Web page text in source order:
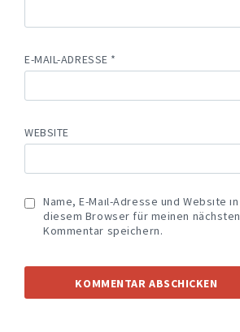
E-MAIL-ADRESSE *
WEBSITE
Name, E-Mail-Adresse und Website in
diesem Browser für meinen nächsten
Kommentar speichern.